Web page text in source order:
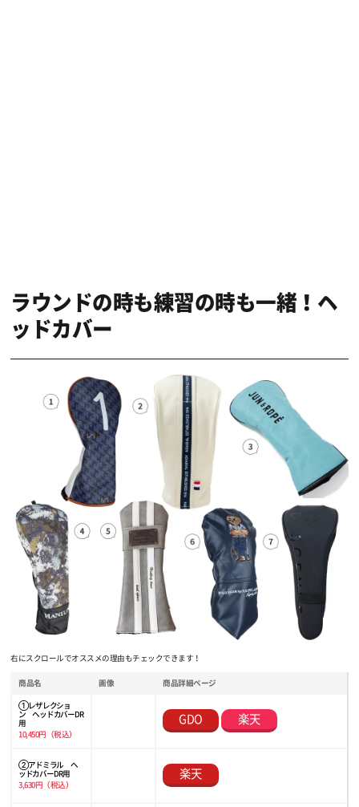
ラウンドの時も練習の時も一緒！ヘ
ッドカバー
右にスクロールでオススメの理由もチェックできます！
商品名 画像 商品詳細ページ
① レザレクショ
ン ヘッドカバー DR
用
10,450円（税込）
GDO 楽天
② アドミラル ヘ
ッドカバー DR用
3,630円（税込）
楽天